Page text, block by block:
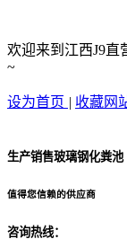
欢迎来到江西J9直
~
设为首页 | 收藏网
生产销售玻璃钢化粪池
值得您信赖的供应商
咨询热线：